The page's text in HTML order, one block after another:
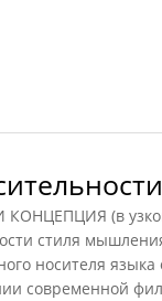
(в
стиля
носителя
современной